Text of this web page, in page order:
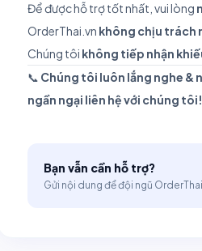
Để được hỗ trợ tốt nhất, vui lòng
OrderThai.vn không chịu trách
Chúng tôi không tiếp nhận
📞 Chúng tôi luôn lắng nghe &
ngần ngại liên hệ với chúng tôi!
Bạn vẫn cần hỗ trợ?
Gửi nội dung để đội ngũ